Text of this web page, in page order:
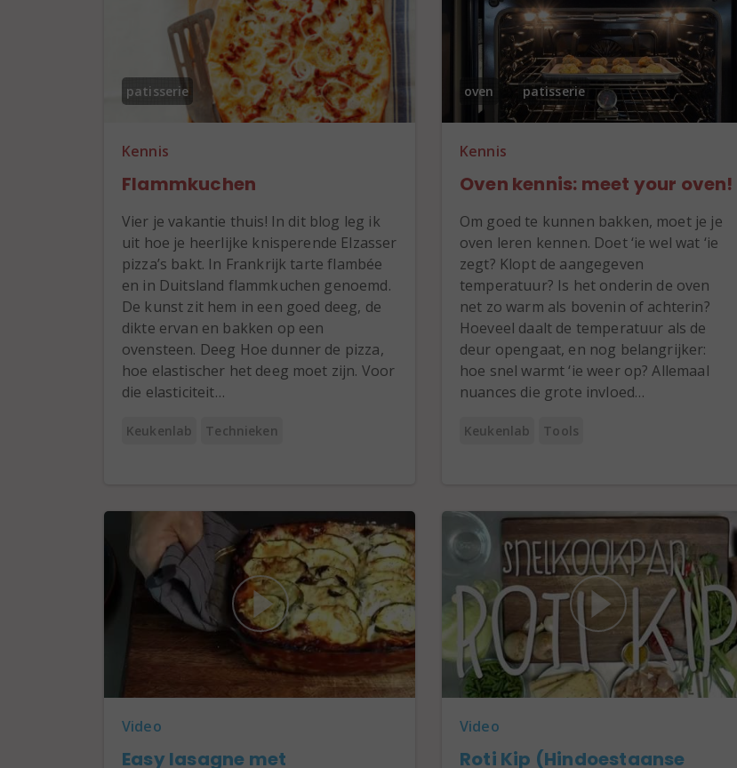
patisserie
Kennis
Flammkuchen
Vier je vakantie thuis! In dit blog leg ik
uit hoe je heerlijke knisperende Elzasser
pizza’s bakt. In Frankrijk tarte flambée
en in Duitsland flammkuchen genoemd.
De kunst zit hem in een goed deeg, de
dikte ervan en bakken op een
ovensteen. Deeg Hoe dunner de pizza,
hoe elastischer het deeg moet zijn. Voor
die elasticiteit…
Keukenlab Technieken
oven patisserie
Kennis
Oven kennis: meet your oven!
Om goed te kunnen bakken, moet je je
oven leren kennen. Doet ‘ie wel wat ‘ie
zegt? Klopt de aangegeven
temperatuur? Is het onderin de oven
net zo warm als bovenin of achterin?
Hoeveel daalt de temperatuur als de
deur opengaat, en nog belangrijker:
hoe snel warmt ‘ie weer op? Allemaal
nuances die grote invloed…
Keukenlab Tools
Video
Easy lasagne met
Video
Roti Kip (Hindoestaanse